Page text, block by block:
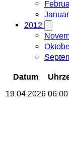
2012
Datum
19.04.2026 06:00